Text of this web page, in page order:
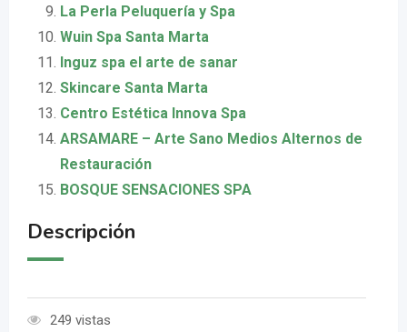
La Perla Peluquería y Spa
Wuin Spa Santa Marta
Inguz spa el arte de sanar
Skincare Santa Marta
Centro Estética Innova Spa
ARSAMARE – Arte Sano Medios Alternos de
Restauración
BOSQUE SENSACIONES SPA
Descripción
249 vistas